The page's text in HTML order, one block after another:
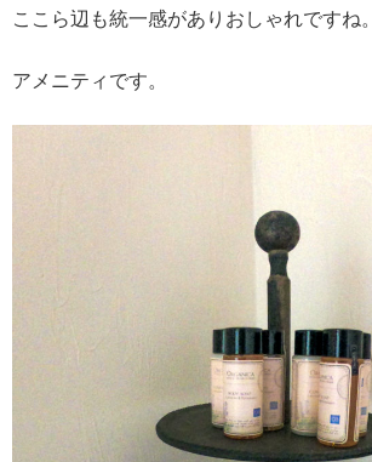
ここら辺も統一感がありおしゃれですね。
アメニティです。